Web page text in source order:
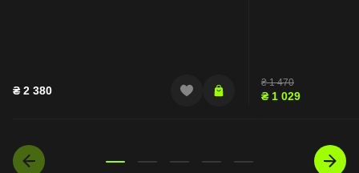
₴ 2 380
₴1 470
₴ 1 029